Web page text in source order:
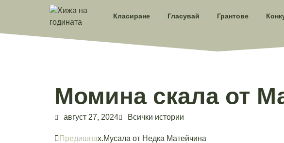
Класиране Гласувай Грантове
Момина скала от
август 27, 2024 Всички истории
Предишнах.Мусала от Недка Матейчина